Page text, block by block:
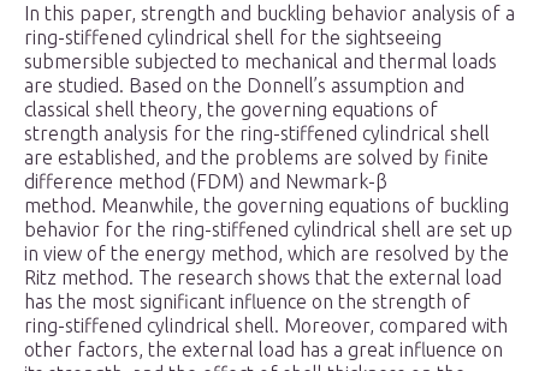
In this paper, strength and buckling behavior analysis of a
ring-stiffened cylindrical shell for the sightseeing
submersible subjected to mechanical and thermal loads
are studied. Based on the Donnell’s assumption and
classical shell theory, the governing equations of
strength analysis for the ring-stiffened cylindrical shell
are established, and the problems are solved by finite
difference method (FDM) and Newmark-β
method. Meanwhile, the governing equations of buckling
behavior for the ring-stiffened cylindrical shell are set up
in view of the energy method, which are resolved by the
Ritz method. The research shows that the external load
has the most significant influence on the strength of
ring-stiffened cylindrical shell. Moreover, compared with
other factors, the external load has a great influence on